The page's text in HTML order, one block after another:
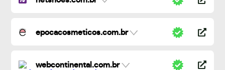
epocacosmeticos.com.br
webcontinental.com.br